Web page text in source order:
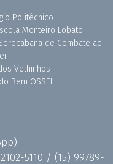
Politécnico
Monteiro Lobato
de Combate ao
Velhinhos
Bem OSSEL
5110 / (15) 99789-